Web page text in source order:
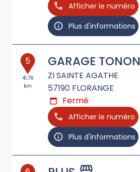
Afficher le numéro
Plus d'informations
5
41.76
km
GARAGE TONON
ZI SAINTE AGATHE
57190 FLORANGE
Fermé
Afficher le numéro
Plus d'informations